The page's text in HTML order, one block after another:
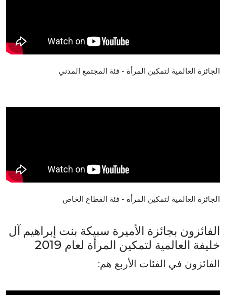
الجائزة العالمية لتمكين المرأة - فئة المجتمع المدني
الجائزة العالمية لتمكين المرأة - فئة القطاع الخاص
الفائزون بجائزة الأميرة سبيكة بنت إبراهيم آل
خليفة العالمية لتمكين المرأة لعام 2019
الفائزون في الفئات الأربع هم: